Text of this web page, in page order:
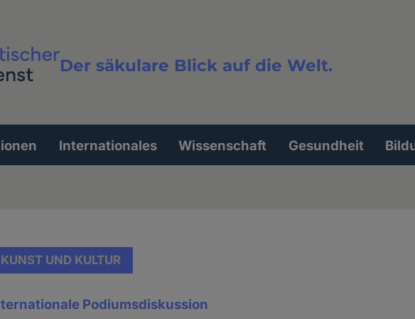
Der säkulare Blick auf die Welt.
Volltextsuche
Internationales Wissenschaft Gesundheit
KUNST UND KULTUR
Podiumsdiskussion